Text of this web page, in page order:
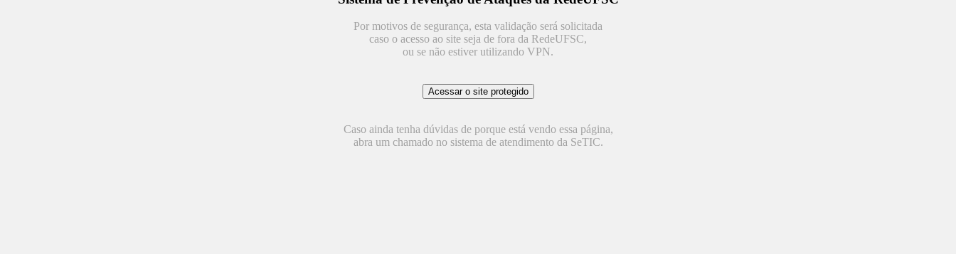
Por motivos de segurança, esta validação será solicitada
caso o acesso ao site seja de fora da RedeUFSC,
ou se não estiver utilizando VPN.
Caso ainda tenha dúvidas de porque está vendo essa página,
abra um chamado no sistema de atendimento da SeTIC.